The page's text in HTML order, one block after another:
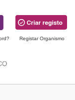
Registar Organismo